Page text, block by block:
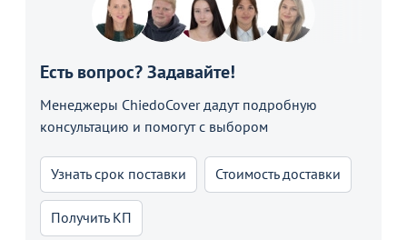
Есть вопрос? Задавайте!
Менеджеры ChiedoCover дадут подробную
консультацию и помогут с выбором
Узнать срок поставки Стоимость доставки
Получить КП